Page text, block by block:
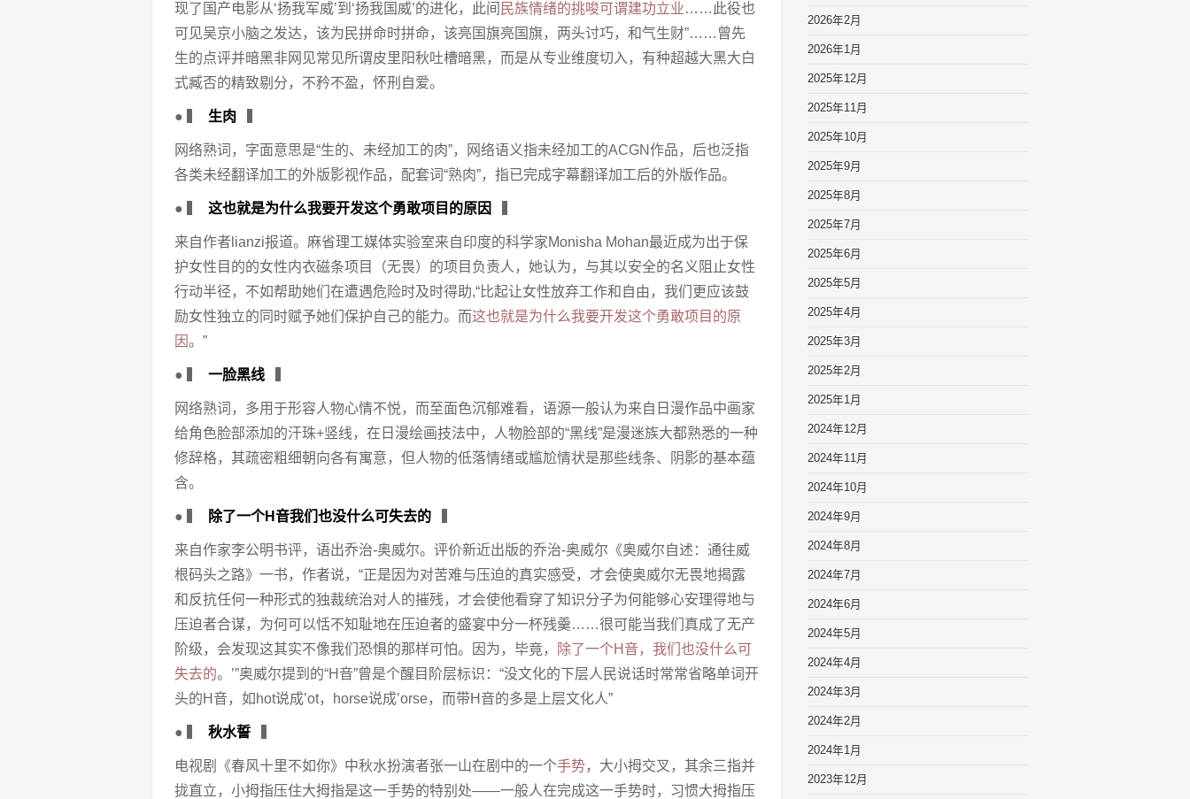
现了国产电影从‘扬我军威’到‘扬我国威’的进化，此间 民族情绪的挑唆可谓建功立业……此役也
可见吴京小脑之发达，该为民拼命时拼命，该亮国旗亮国旗，两头讨巧，和气生财”……曾先
生的点评并暗黑非网见常见所谓皮里阳秋吐槽暗黑，而是从专业维度切入，有种超越大黑大白
式臧否的精致剔分，不矜不盈，怀刑自爱。
● ▍ 生肉
网络熟词，字面意思是“生的、未经加工的肉”，网络语义指未经加工的ACGN作品，后也泛指
各类未经翻译加工的外版影视作品，配套词“熟肉”，指已完成字幕翻译加工后的外版作品。
● ▍ 这也就是为什么我要开发这个勇敢项目的原因
来自作者lianzi报道。麻省理工媒体实验室来自印度的科学家Monisha Mohan最近成为出于保
护女性目的的女性内衣磁条项目（无畏）的项目负责人，她认为，与其以安全的名义阻止女性
行动半径，不如帮助她们在遭遇危险时及时得助,“比起让女性放弃工作和自由，我们更应该鼓
励女性独立的同时赋予她们保护自己的能力。而这也就是为什么我要开发这个勇敢项目的原
因。”
● ▍ 一脸黑线
网络熟词，多用于形容人物心情不悦，而至面色沉郁难看，语源一般认为来自日漫作品中画家
给角色脸部添加的汗珠+竖线，在日漫绘画技法中，人物脸部的“黑线”是漫迷族大都熟悉的一种
修辞格，其疏密粗细朝向各有寓意，但人物的低落情绪或尴尬情状是那些线条、阴影的基本蕴
含。
● ▍ 除了一个H音我们也没什么可失去的
来自作家李公明书评，语出乔治-奥威尔。评价新近出版的乔治-奥威尔《奥威尔自述：通往威
根码头之路》一书，作者说，“正是因为对苦难与压迫的真实感受，才会使奥威尔无畏地揭露
和反抗任何一种形式的独裁统治对人的摧残，才会使他看穿了知识分子为何能够心安理得地与
压迫者合谋，为何可以恬不知耻地在压迫者的盛宴中分一杯残羹……很可能当我们真成了无产
阶级，会发现这其实不像我们恐惧的那样可怕。因为，毕竟，
除了一个H音，我们也没什么可
失去的。’”奥威尔提到的“H音”曾是个醒目阶层标识：“没文化的下层人民说话时常常省略单词开
头的H音，如hot说成’ot，horse说成’orse，而带H音的多是上层文化人”
● ▍ 秋水誓
电视剧《春风十里不如你》中秋水扮演者张一山在剧中的一个手势，大小拇交叉，其余三指并
拢直立，小拇指压住大拇指是这一手势的特别处——一般人在完成这一手势时，习惯大拇指压
2026年2月
2026年1月
2025年12月
2025年11月
2025年10月
2025年9月
2025年8月
2025年7月
2025年6月
2025年5月
2025年4月
2025年3月
2025年2月
2025年1月
2024年12月
2024年11月
2024年10月
2024年9月
2024年8月
2024年7月
2024年6月
2024年5月
2024年4月
2024年3月
2024年2月
2024年1月
2023年12月